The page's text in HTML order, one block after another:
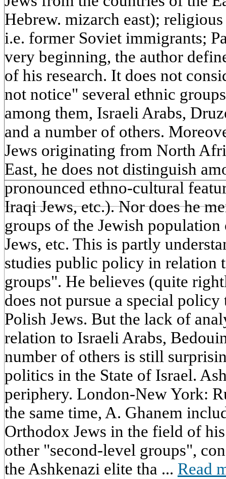
Hebrew. mizarch east);
i.e. former Soviet immigrants;
very beginning, the author
of his research. It does not
not notice" several ethnic
among them, Israeli Arabs,
and a number of others.
Jews originating from North
East, he does not distinguish
pronounced ethno-cultural
Iraqi Jews, etc.). Nor does he
groups of the Jewish
Jews, etc. This is partly
studies public policy in relation
groups". He believes (quite
does not pursue a special
Polish Jews. But the lack of
relation to Israeli Arabs,
number of others is still
politics in the State of Israel.
periphery. London-New York:
the same time, A. Ghanem
Orthodox Jews in the field of
other "second-level groups",
the Ashkenazi elite tha ... Read